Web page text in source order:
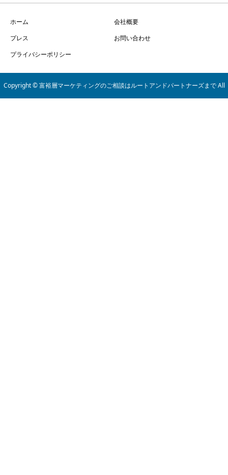
ホーム
会社概要
プレス
お問い合わせ
プライバシーポリシー
Copyright © 富裕層マーケティングのご相談はルートアンドパートナーズまで All